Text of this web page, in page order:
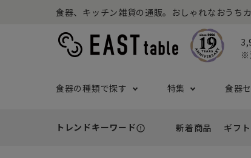
食器、キッチン雑貨の通販。おしゃれなおうち
※
食器の種類で探す 特集 食器
トレンドキーワードerror_outline 新着商品 ギフト